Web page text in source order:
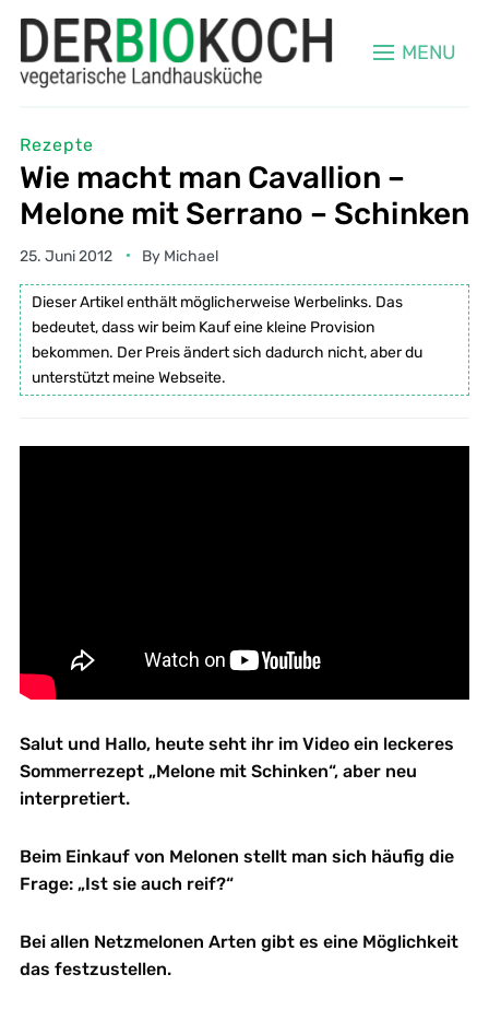
MENU
Rezepte
Wie macht man Cavallion –
Melone mit Serrano – Schinken
25. Juni 2012 By Michael
Dieser Artikel enthält möglicherweise Werbelinks. Das
bedeutet, dass wir beim Kauf eine kleine Provision
bekommen. Der Preis ändert sich dadurch nicht, aber du
unterstützt meine Webseite.
Salut und Hallo, heute seht ihr im Video ein leckeres
Sommerrezept „Melone mit Schinken“, aber neu
interpretiert.
Beim Einkauf von Melonen stellt man sich häufig die
Frage: „Ist sie auch reif?“
Bei allen Netzmelonen Arten gibt es eine Möglichkeit
das festzustellen.